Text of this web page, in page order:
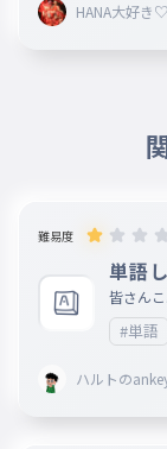
HANA大好き♡
難易度
単語
皆さん
ピング
必要も
ります
ば、説
ームを
と、僕
ん。理
#単語
ハルトの